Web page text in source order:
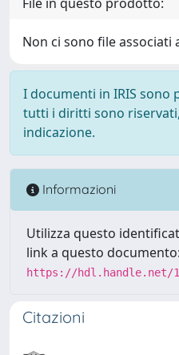
Non ci sono file
I documenti in IRIS
tutti i diritti sono
indicazione.
Informazioni
Utilizza questo
link a questo documento:
https://hdl.handle.net/
Citazioni